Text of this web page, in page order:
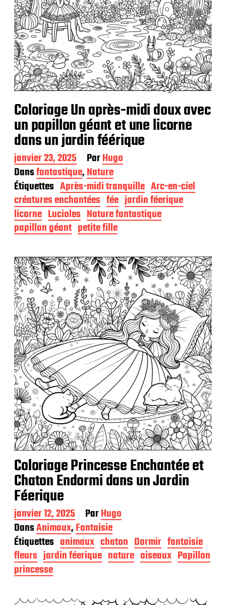
Coloriage Un après-midi doux avec
un papillon géant et une licorne
dans un jardin féérique
D
a
t
e
d
e
p
u
b
i
c
a
t
i
o
n
janvier 23, 2025 ParHugo
Dansfantastique,Nature
Étiquettes Après-midi tranquille Arc-en-ciel
créatures enchantées fée jardin féerique
licorne Lucioles Nature fantastique
papillon géant petite fille
Coloriage Princesse Enchantée et
Chaton Endormi dans un Jardin
Féerique
D
a
t
e
d
e
p
janvier 12, 2025 ParHugo
DansAnimaux,Fantaisie
Étiquettes animaux chaton Dormir fantaisie
fleurs jardin féerique nature oiseaux Papillon
princesse